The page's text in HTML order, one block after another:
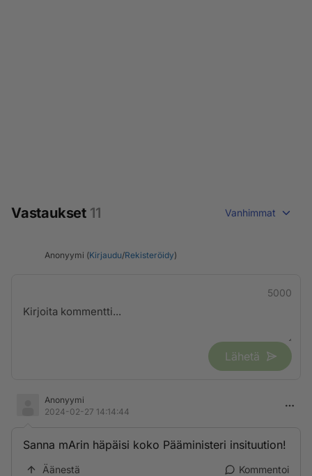
Vastaukset 11 Vanhimmat
Anonyymi (Kirjaudu/Rekisteröidy)
5000
Lähetä
Anonyymi
2024-02-27 14:14:44
Sanna mArin häpäisi koko Pääministeri insituution!
Äänestä Kommentoi